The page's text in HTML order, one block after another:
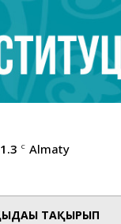
C Almaty
ТАҚЫРЫП